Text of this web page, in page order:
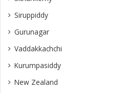
Siruppiddy
Gurunagar
Vaddakkachchi
Kurumpasiddy
New Zealand